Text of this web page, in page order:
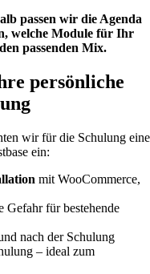
passen wir die Agenda
welche Module für Ihr
passenden Mix.
persönliche
wir für die Schulung eine
ein:
mit WooCommerce,
Gefahr für bestehende
nach der Schulung
– ideal zum